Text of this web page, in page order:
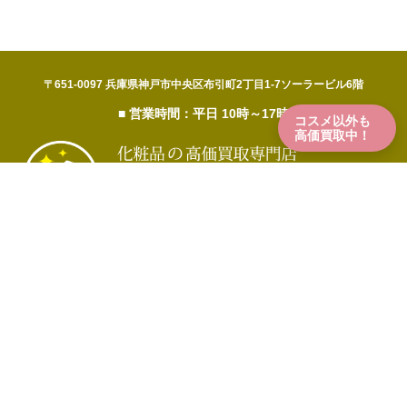
〒651-0097 兵庫県神戸市中央区布引町2丁目1-7ソーラービル6階
■ 営業時間：平日 10時～17時
コスメ以外も
高価買取中！